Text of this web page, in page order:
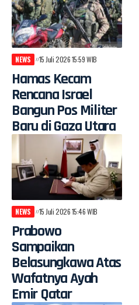
NEWS 15 Juli 2026 15:59 WIB
Hamas Kecam
Rencana Israel
Bangun Pos Militer
Baru di Gaza Utara
NEWS 15 Juli 2026 15:46 WIB
Prabowo
Sampaikan
Belasungkawa Atas
Wafatnya Ayah
Emir Qatar